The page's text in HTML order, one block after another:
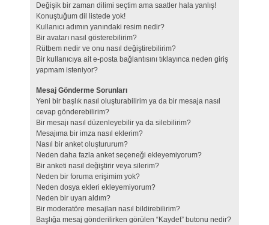
Değişik bir zaman dilimi seçtim ama saatler hala yanlış!
Konuştuğum dil listede yok!
Kullanıcı adımın yanındaki resim nedir?
Bir avatarı nasıl gösterebilirim?
Rütbem nedir ve onu nasıl değiştirebilirim?
Bir kullanıcıya ait e-posta bağlantısını tıklayınca neden giriş
yapmam isteniyor?
Mesaj Gönderme Sorunları
Yeni bir başlık nasıl oluşturabilirim ya da bir mesaja nasıl
cevap gönderebilirim?
Bir mesajı nasıl düzenleyebilir ya da silebilirim?
Mesajıma bir imza nasıl eklerim?
Nasıl bir anket oluştururum?
Neden daha fazla anket seçeneği ekleyemiyorum?
Bir anketi nasıl değiştirir veya silerim?
Neden bir foruma erişimim yok?
Neden dosya ekleri ekleyemiyorum?
Neden bir uyarı aldım?
Bir moderatöre mesajları nasıl bildirebilirim?
Başlığa mesaj gönderilirken görülen “Kaydet” butonu nedir?